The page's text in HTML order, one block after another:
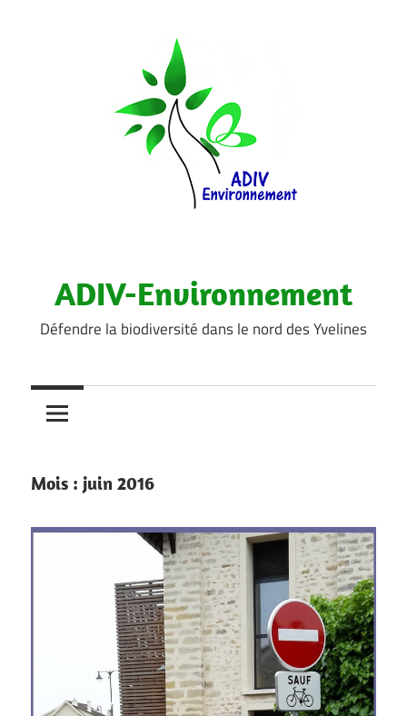
ADIV-Environnement
Défendre la biodiversité dans le nord des Yvelines
Mois : juin 2016